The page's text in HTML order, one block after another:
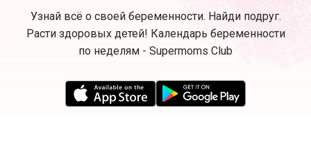
Узнай всё о своей беременности. Найди подруг.
Расти здоровых детей! Календарь беременности
по неделям - Supermoms Club